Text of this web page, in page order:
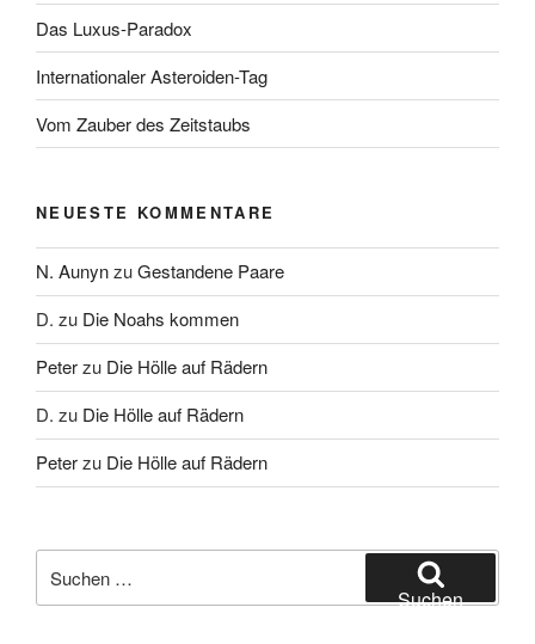
Das Luxus-Paradox
Internationaler Asteroiden-Tag
Vom Zauber des Zeitstaubs
NEUESTE KOMMENTARE
N. AunynzuGestandene Paare
D. zu Die Noahs kommen
Peterzu Die Hölle auf Rädern
D. zu Die Hölle auf Rädern
Peterzu Die Hölle auf Rädern
nach:
Suchen